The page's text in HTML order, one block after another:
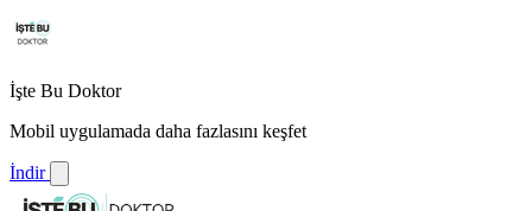
İşte Bu Doktor
Mobil uygulamada daha fazlasını keşfet
İndir